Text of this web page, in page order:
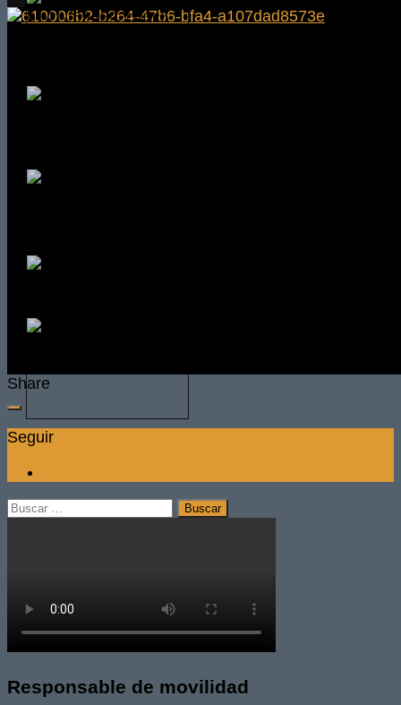
Share
Seguir
Buscar:
Responsable de movilidad